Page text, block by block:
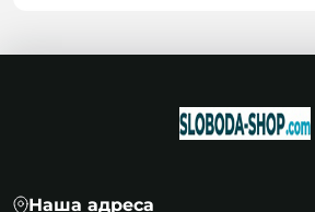
Наша адреса